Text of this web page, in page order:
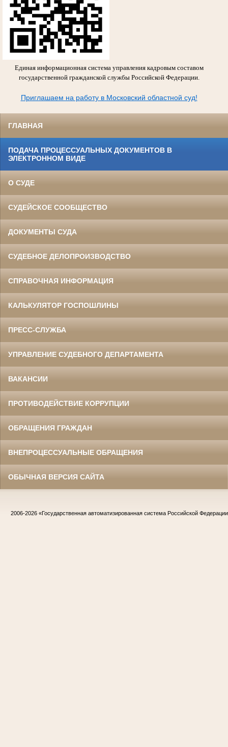
Единая информационная система управления кадровым составом
государственной гражданской службы Российской Федерации.
Приглашаем на работу в Московский областной суд!
ГЛАВНАЯ
ПОДАЧА ПРОЦЕССУАЛЬНЫХ ДОКУМЕНТОВ В
ЭЛЕКТРОННОМ ВИДЕ
О СУДЕ
СУДЕЙСКОЕ СООБЩЕСТВО
ДОКУМЕНТЫ СУДА
СУДЕБНОЕ ДЕЛОПРОИЗВОДСТВО
СПРАВОЧНАЯ ИНФОРМАЦИЯ
КАЛЬКУЛЯТОР ГОСПОШЛИНЫ
ПРЕСС-СЛУЖБА
УПРАВЛЕНИЕ СУДЕБНОГО ДЕПАРТАМЕНТА
ВАКАНСИИ
ПРОТИВОДЕЙСТВИЕ КОРРУПЦИИ
ОБРАЩЕНИЯ ГРАЖДАН
ВНЕПРОЦЕССУАЛЬНЫЕ ОБРАЩЕНИЯ
ОБЫЧНАЯ ВЕРСИЯ САЙТА
2006-2026 «Государственная автоматизированная система Российской